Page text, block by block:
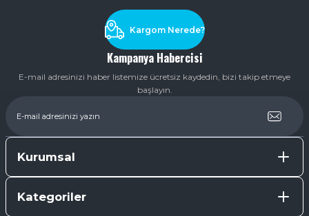
Kampanya Habercisi
E-mail adresinizi haber listemize ücretsiz kaydedin, bizi takip etmeye
başlayın.
Kargom Nerede?
Kurumsal
Kategoriler